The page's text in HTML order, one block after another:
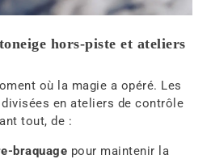
hors-piste et ateliers
où la magie a opéré. Les
enateliers de contrôle
tout, de :
braquage pour maintenir la